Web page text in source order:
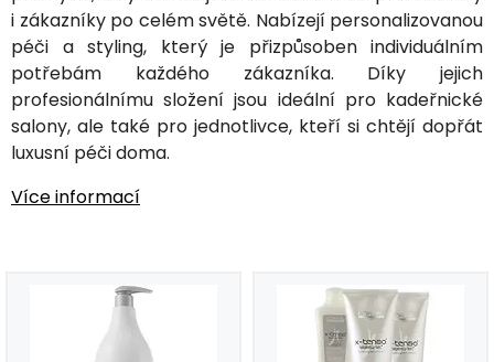
i zákazníky po celém světě. Nabízejí personalizovanou
péči a styling, který je přizpůsoben individuálním
potřebám každého zákazníka. Díky jejich
profesionálnímu složení jsou ideální pro kadeřnické
salony, ale také pro jednotlivce, kteří si chtějí dopřát
luxusní péči doma.
Více informací